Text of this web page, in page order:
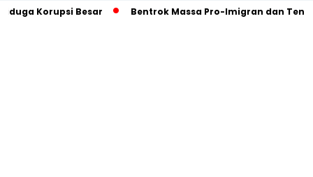
Korupsi Besar Bentrok Massa Pro-Imigran dan Tentara